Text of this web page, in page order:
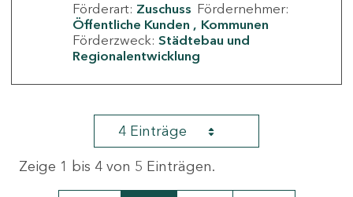
Förderart: Zuschuss Fördernehmer:
Öffentliche Kunden
Kommunen
Förderzweck: Städtebau und
Regionalentwicklung
4 Einträge
Zeige 1 bis 4 von 5 Einträgen.